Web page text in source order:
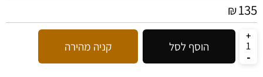
₪135
הוסף לסל קניה מהירה